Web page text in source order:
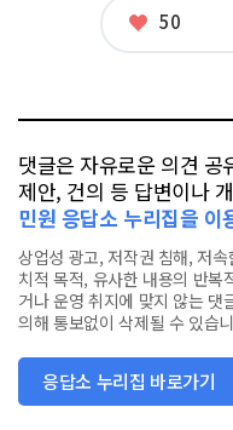
좋
50
댓글은 자유로운 의견
제안, 건의 등 답변이나
민원 응답소 누리집을 이
상업성 광고, 저작권 침해, 저
치적 목적, 유사한 내용의 반복
거나 운영 취지에 맞지 않는 댓
의해 통보없이 삭제될 수 있습
응답소 누리집 바로가기